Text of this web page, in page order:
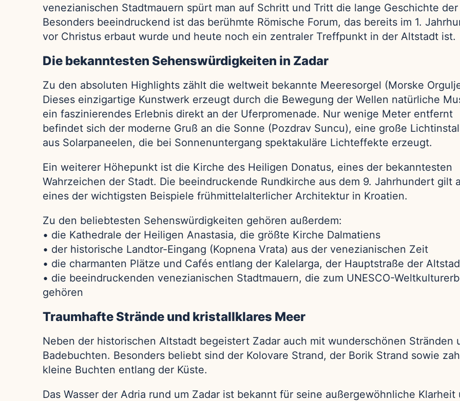
venezianischen Stadtmauern spürt man auf Schritt und Tritt die lange Geschichte der
Besonders beeindruckend ist das berühmte Römische Forum, das bereits im 1.
vor Christus erbaut wurde und heute noch ein zentraler Treffpunkt in der Altstadt ist.
Die bekanntesten Sehenswürdigkeiten in Zadar
Zu den absoluten Highlights zählt die weltweit bekannte Meeresorgel (Morske
Dieses einzigartige Kunstwerk erzeugt durch die Bewegung der Wellen natürliche
ein faszinierendes Erlebnis direkt an der Uferpromenade. Nur wenige Meter entfernt
befindet sich der moderne Gruß an die Sonne (Pozdrav Suncu), eine große
aus Solarpaneelen, die bei Sonnenuntergang spektakuläre Lichteffekte erzeugt.
Ein weiterer Höhepunkt ist die Kirche des Heiligen Donatus, eines der bekanntesten
Wahrzeichen der Stadt. Die beeindruckende Rundkirche aus dem 9. Jahrhundert gilt
eines der wichtigsten Beispiele frühmittelalterlicher Architektur in Kroatien.
Zu den beliebtesten Sehenswürdigkeiten gehören außerdem:
• die Kathedrale der Heiligen Anastasia, die größte Kirche Dalmatiens
• der historische Landtor-Eingang (Kopnena Vrata) aus der venezianischen Zeit
• die charmanten Plätze und Cafés entlang der Kalelarga, der Hauptstraße der
• die beeindruckenden venezianischen Stadtmauern, die zum UNESCO-
gehören
Traumhafte Strände und kristallklares Meer
Neben der historischen Altstadt begeistert Zadar auch mit wunderschönen Stränden
Badebuchten. Besonders beliebt sind der Kolovare Strand, der Borik Strand sowie
kleine Buchten entlang der Küste.
Das Wasser der Adria rund um Zadar ist bekannt für seine außergewöhnliche Klarheit